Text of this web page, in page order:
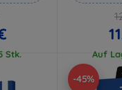
Stk. Auf
-45%